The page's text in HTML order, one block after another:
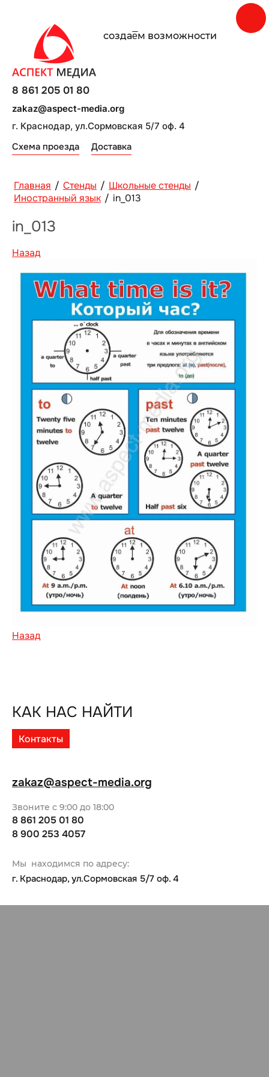
создаe̅м возможности
г. Краснодар, ул.Сормовская 5/7 оф. 4
Схема проезда Доставка
8 861 205 01 80
zakaz@aspect-media.org
Главная / Стенды / Школьные стенды /
Иностранный язык / in_013
in_013
Назад
Назад
КАК НАС НАЙТИ
Контакты
Мы находимся по адресу:
г. Краснодар, ул.Сормовская 5/7 оф. 4
Звоните с 9:00 до 18:00
8 861 205 01 80
8 900 253 4057
zakaz@aspect-media.org